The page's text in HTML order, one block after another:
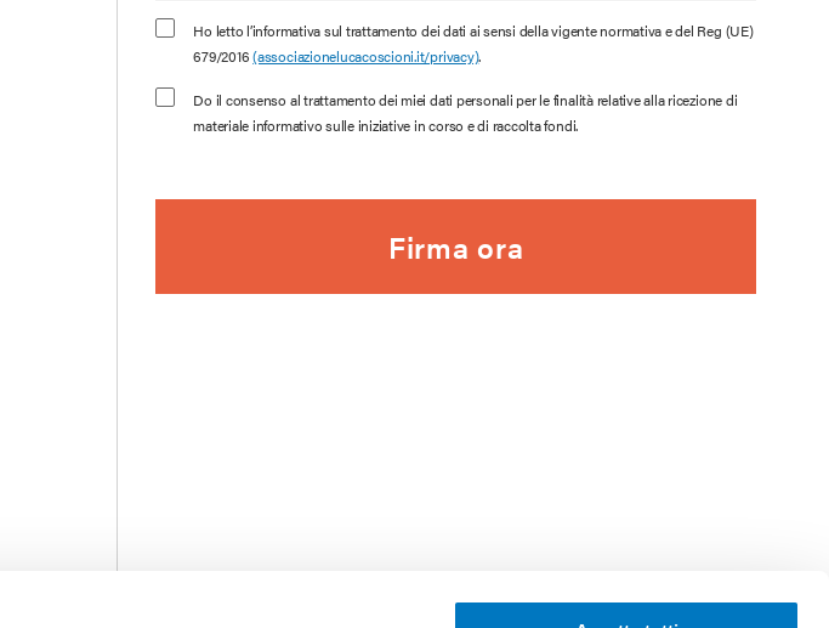
Ho letto l’informativa sul trattamento dei dati ai sensi della vigente normativa e del Reg (UE)
679/2016(associazionelucacoscioni.it/privacy).
Do il consenso al trattamento dei miei dati personali per le finalità relative alla ricezione di
materiale informativo sulle iniziative in corso e di raccolta fondi.
Firma ora